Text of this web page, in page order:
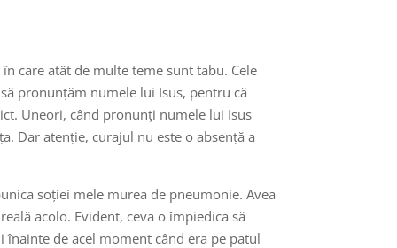
care atât de multe teme sunt tabu. Cele
pronunțăm numele lui Isus, pentru că
Uneori, când pronunți numele lui Isus
Dar atenție, curajul nu este o absență a
soției mele murea de pneumonie. Avea
acolo. Evident, ceva o împiedica să
înainte de acel moment când era pe patul